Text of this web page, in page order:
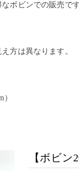
ボビンでの販売です
方は異なります。
【ボビ